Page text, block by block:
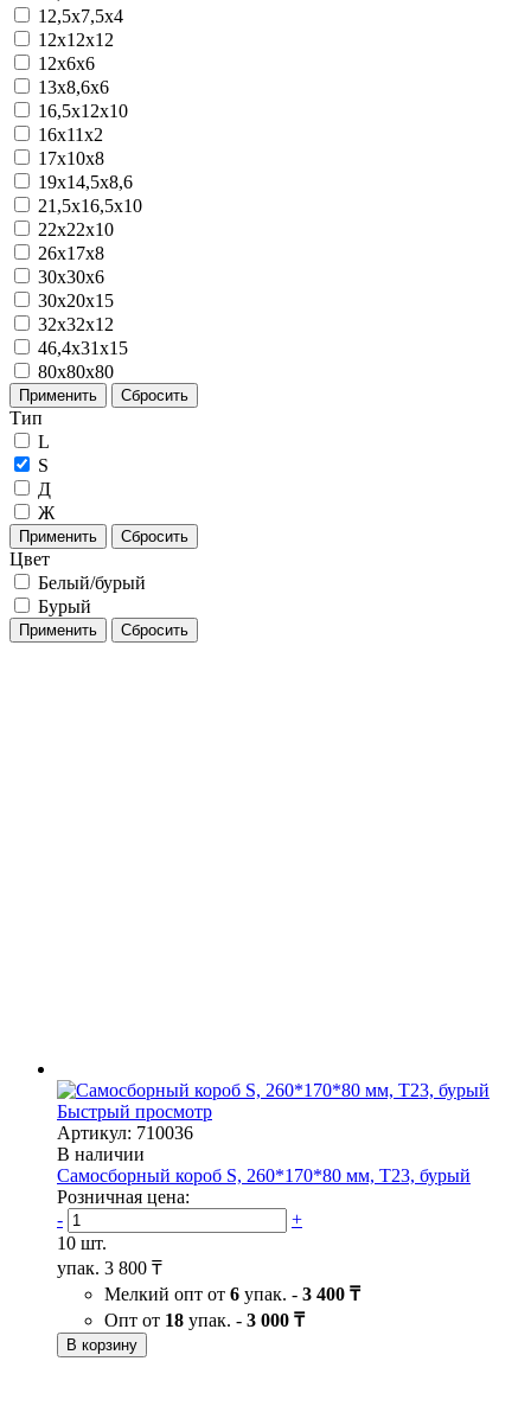
12,5x7,5x4
12х12х12
12х6х6
13x8,6x6
16,5x12x10
16x11x2
17х10х8
19х14,5х8,6
21,5x16,5x10
22x22x10
26х17х8
30x30x6
30х20х15
32х32х12
46,4х31х15
80х80х80
Применить Сбросить
Тип
L
S
Д
Ж
Применить Сбросить
Цвет
Белый/бурый
Бурый
Применить Сбросить
Быстрый просмотр
Артикул: 710036
В наличии
Самосборный короб S, 260*170*80 мм, Т23, бурый
Розничная цена:
-
+
10 шт.
упак. 3 800 ₸
Мелкий опт от 6 упак. - 3 400 ₸
Опт от 18 упак. - 3 000 ₸
В корзину